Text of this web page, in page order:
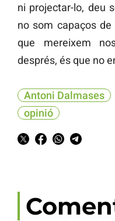
ni projectar-lo, deu
no som capaços
que mereixem
després, és que no
Antoni Dalmases
opinió